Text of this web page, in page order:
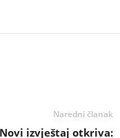
Naredni članak
Novi izvještaj otkriva: